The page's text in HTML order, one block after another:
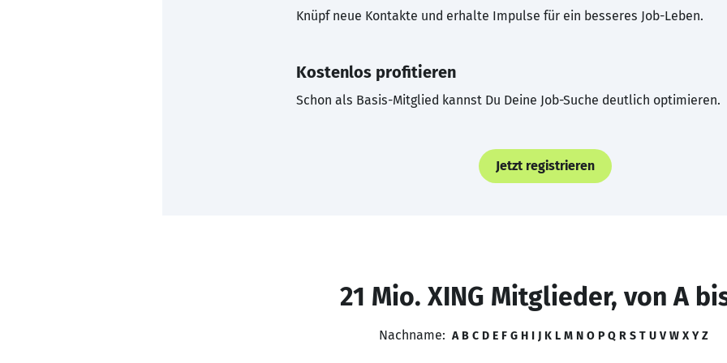
Knüpf neue Kontakte und erhalte Impulse für ein besseres Job-Leben.
Kostenlos profitieren
Schon als Basis-Mitglied kannst Du Deine Job-Suche deutlich optimieren.
Jetzt registrieren
21 Mio. XING Mitglieder, von A
Nachname: A B C D E F G H I J K L M N O P Q R S T U V W X Y Z